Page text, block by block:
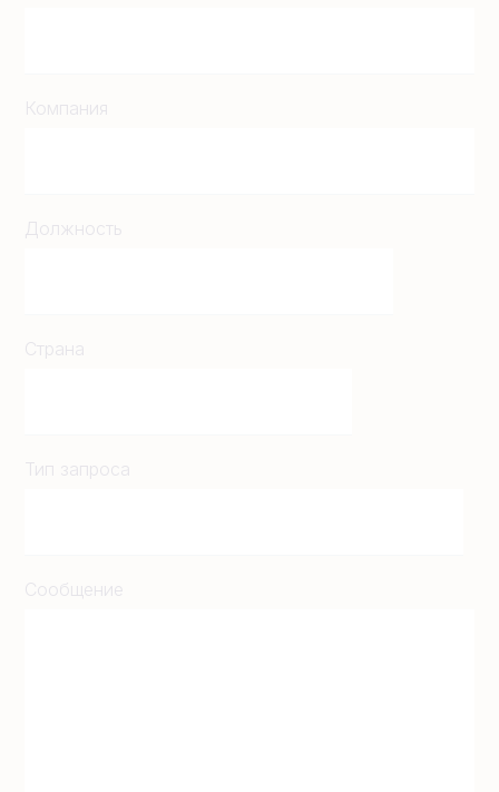
Компания
Должность
Страна
Тип запроса
Сообщение